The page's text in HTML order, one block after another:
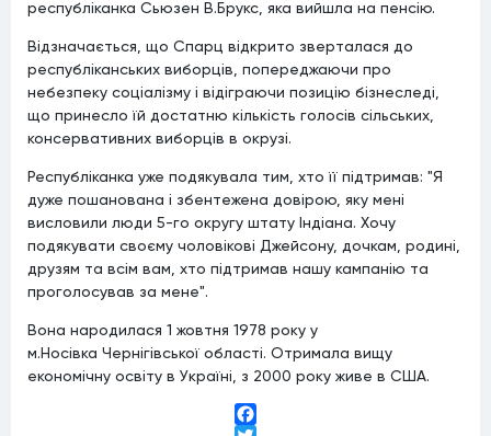
республіканка Сьюзен В.Брукс, яка вийшла на пенсію.
Відзначається, що Спарц відкрито зверталася до
республіканських виборців, попереджаючи про
небезпеку соціалізму і відіграючи позицію бізнеследі,
що принесло їй достатню кількість голосів сільських,
консервативних виборців в окрузі.
Республіканка уже подякувала тим, хто її підтримав: "Я
дуже пошанована і збентежена довірою, яку мені
висловили люди 5-го округу штату Індіана. Хочу
подякувати своєму чоловікові Джейсону, дочкам, родині,
друзям та всім вам, хто підтримав нашу кампанію та
проголосував за мене".
Вона народилася 1 жовтня 1978 року у
м.Носівка Чернігівської області. Отримала вищу
економічну освіту в Україні, з 2000 року живе в США.